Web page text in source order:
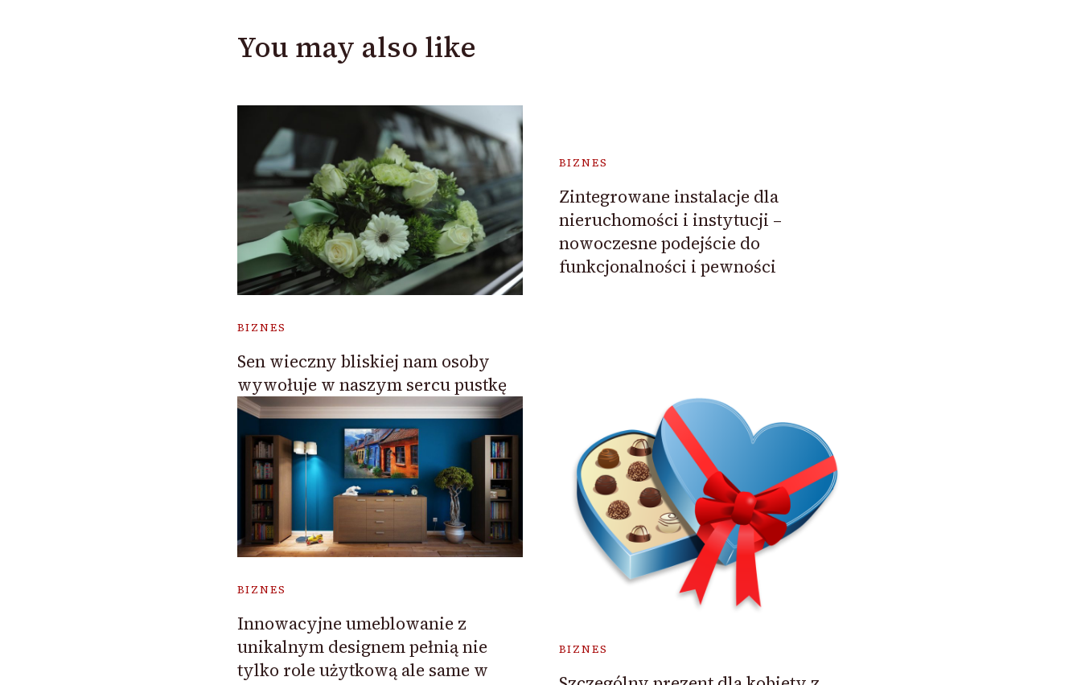
You may also like
BIZNES
Sen wieczny bliskiej nam osoby
wywołuje w naszym sercu pustkę
BIZNES
Zintegrowane instalacje dla
nieruchomości i instytucji –
nowoczesne podejście do
funkcjonalności i pewności
BIZNES
Innowacyjne umeblowanie z
unikalnym designem pełnią nie
tylko role użytkową ale same w
BIZNES